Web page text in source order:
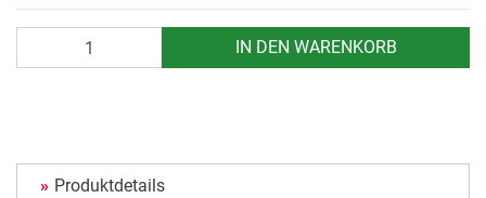
IN DEN WARENKORB
Produktdetails